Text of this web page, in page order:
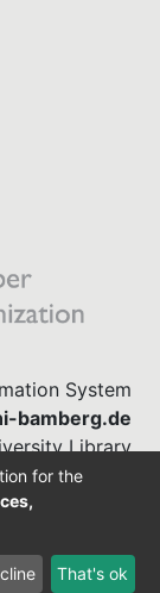
System
bamberg.de
Library
863-1568
for the
That's ok